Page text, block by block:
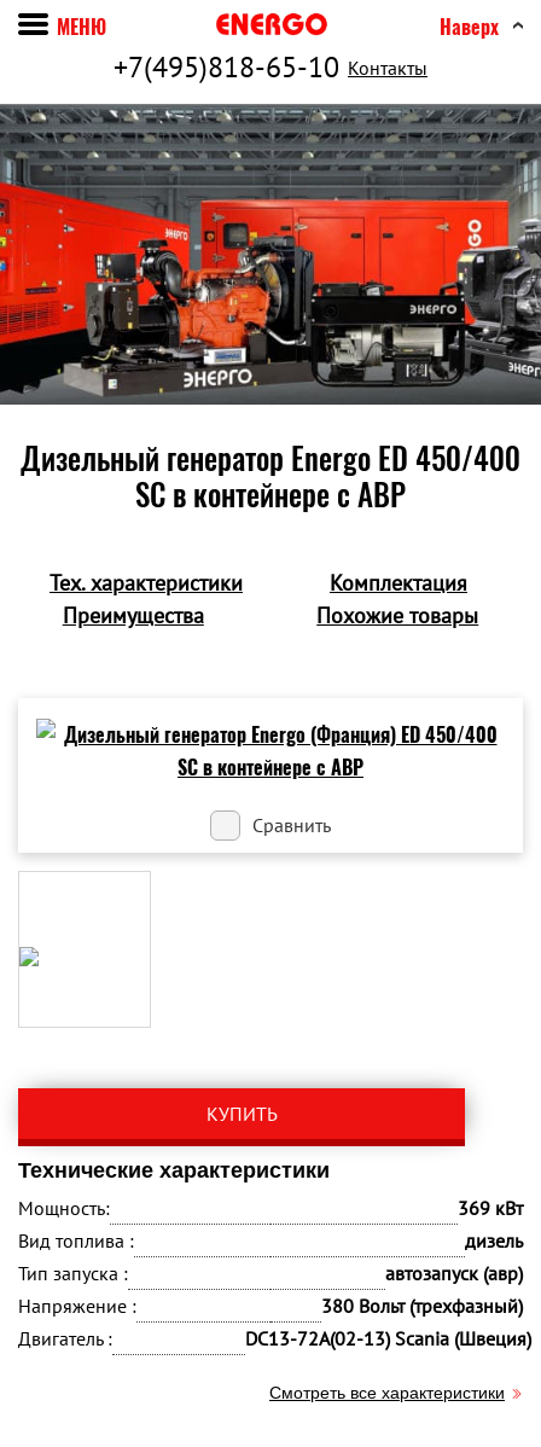
+7(495)818-65-10 Контакты
МЕНЮ Наверх
Дизельный генератор Energo ED 450/400
SC в контейнере c АВР
Тех. характеристики
Комплектация
Преимущества
Похожие товары
Сравнить
КУПИТЬ
Технические характеристики
Мощность:
369 кВт
Вид топлива :
дизель
Тип запуска :
автозапуск (авр)
Напряжение :
380 Вольт (трехфазный)
Двигатель :
DC13-72A(02-13) Scania (Швеция)
Смотреть все характеристики